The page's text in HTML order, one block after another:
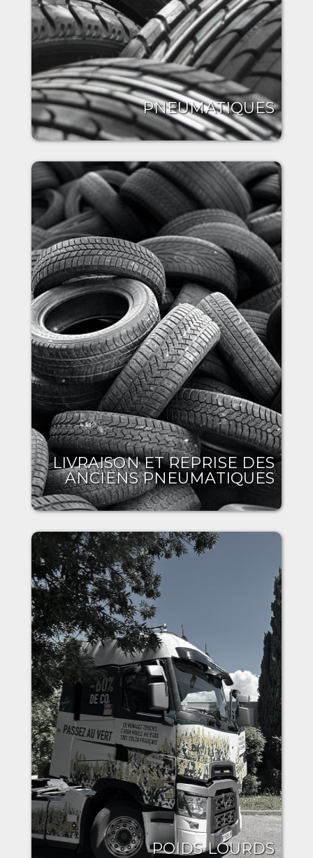
PNEUMATIQUES
LIVRAISON ET REPRISE DES
ANCIENS PNEUMATIQUES
POIDS LOURDS